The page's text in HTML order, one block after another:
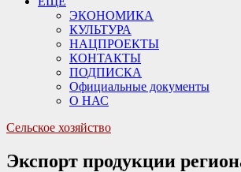
ЭКОНОМИКА
КУЛЬТУРА
НАЦПРОЕКТЫ
КОНТАКТЫ
ПОДПИСКА
Официальные документы
О НАС
Сельское хозяйство
Экспорт продукции